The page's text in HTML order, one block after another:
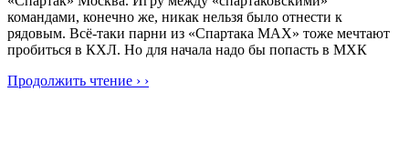
командами, конечно же, никак нельзя было отнести к
рядовым. Всё-таки парни из «Спартака МАХ» тоже мечтают
пробиться в КХЛ. Но для начала надо бы попасть в МХК
Продолжить чтение › ›